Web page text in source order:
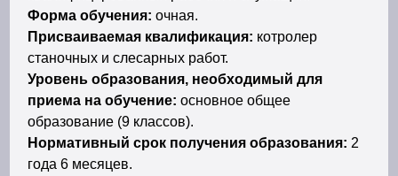
Форма обучения:очная.
Присваиваемая квалификация: котролер
станочных и слесарных работ.
Уровень образования, необходимый для
приема на обучение:основное общее
образование (9 классов).
Нормативный срок получения образования: 2
года 6 месяцев.